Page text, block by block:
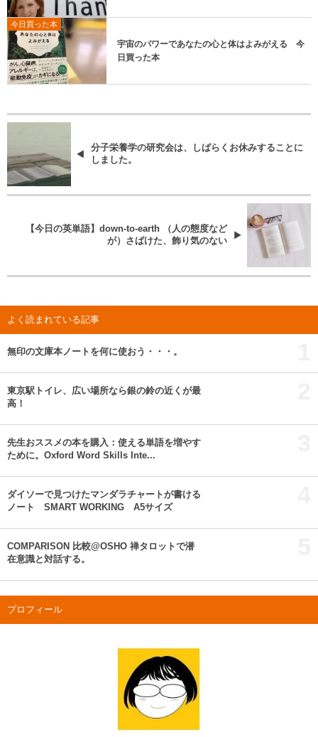
今日買った本
宇宙のパワーであなたの心と体はよみがえる 今
日買った本
分子栄養学の研究会は、しばらくお休みすることに
しました。
【今日の英単語】down-to-earth （人の態度など
が）さばけた、飾り気のない
よく読まれている記事
無印の文庫本ノートを何に使おう・・・。
東京駅トイレ、広い場所なら銀の鈴の近くが最
高！
先生おススメの本を購入：使える単語を増やす
ために。Oxford Word Skills Inte...
ダイソーで見つけたマンダラチャートが書ける
ノート SMART WORKING A5サイズ
COMPARISON 比較@OSHO 禅タロットで潜
在意識と対話する。
プロフィール